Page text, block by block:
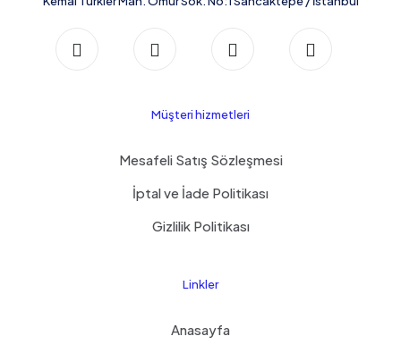
Müşteri hizmetleri
Mesafeli Satış Sözleşmesi
İptal ve İade Politikası
Gizlilik Politikası
Linkler
Anasayfa